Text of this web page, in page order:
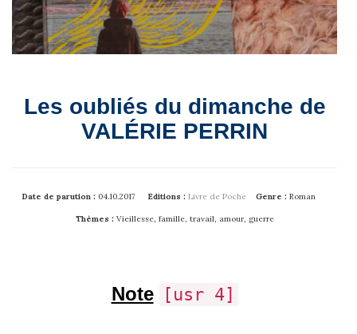
Les oubliés du dimanche de
VALÉRIE PERRIN
Date de parution : 04.10.2017 Editions : Livre de Poche Genre : Roman
Thèmes : Vieillesse, famille, travail, amour, guerre
Note [usr 4]